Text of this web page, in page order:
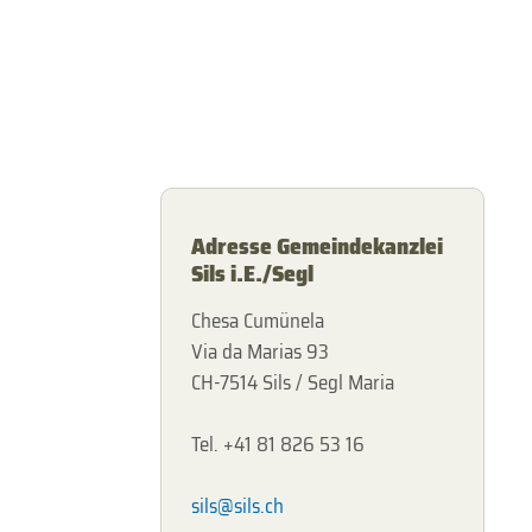
Adresse Gemeindekanzlei
Sils i.E./Segl
Chesa Cumünela
Via da Marias 93
CH-7514 Sils / Segl Maria
Tel. +41 81 826 53 16
sils@sils.ch